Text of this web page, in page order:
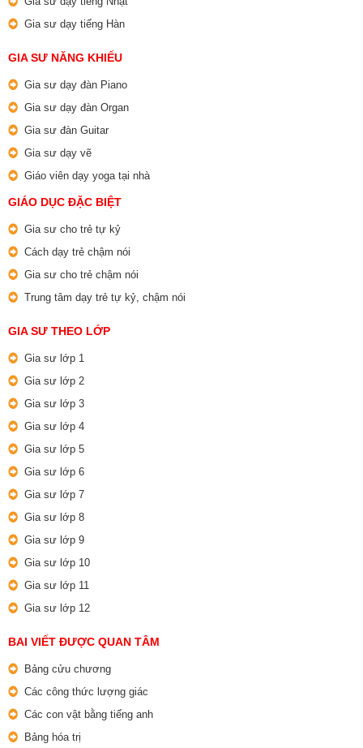
Gia sư dạy tiếng Hàn
GIA SƯ NĂNG KHIẾU
Gia sư dạy đàn Piano
Gia sư dạy đàn Organ
Gia sư đàn Guitar
Gia sư dạy vẽ
Giáo viên dạy yoga tại nhà
GIÁO DỤC ĐẶC BIỆT
Gia sư cho trẻ tự kỷ
Cách dạy trẻ chậm nói
Gia sư cho trẻ chậm nói
Trung tâm dạy trẻ tự kỷ, chậm nói
GIA SƯ THEO LỚP
Gia sư lớp 1
Gia sư lớp 2
Gia sư lớp 3
Gia sư lớp 4
Gia sư lớp 5
Gia sư lớp 6
Gia sư lớp 7
Gia sư lớp 8
Gia sư lớp 9
Gia sư lớp 10
Gia sư lớp 11
Gia sư lớp 12
BAI VIẾT ĐƯỢC QUAN TÂM
Bảng cửu chương
Các công thức lượng giác
Các con vật bằng tiếng anh
Bảng hóa trị